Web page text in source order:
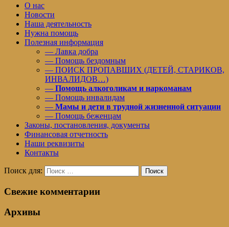
О нас
Новости
Наша деятельность
Нужна помощь
Полезная информация
— Лавка добра
— Помощь бездомным
— ПОИСК ПРОПАВШИХ (ДЕТЕЙ, СТАРИКОВ,
ИНВАЛИДОВ…)
— Помощь алкоголикам и наркоманам
— Помощь инвалидам
— Мамы и дети в трудной жизненной ситуации
— Помощь беженцам
Законы, постановления, документы
Финансовая отчетность
Наши реквизиты
Контакты
Поиск для: Поиск
Свежие комментарии
Архивы